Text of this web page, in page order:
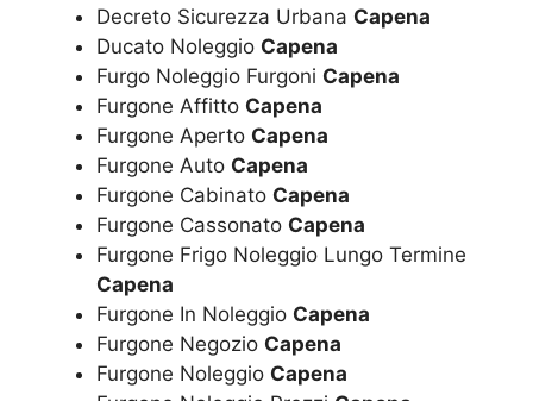
Decreto Sicurezza Urbana Capena
Ducato Noleggio Capena
Furgo Noleggio Furgoni Capena
Furgone Affitto Capena
Furgone Aperto Capena
Furgone Auto Capena
Furgone Cabinato Capena
Furgone Cassonato Capena
Furgone Frigo Noleggio Lungo Termine
Capena
Furgone In Noleggio Capena
Furgone Negozio Capena
Furgone Noleggio Capena